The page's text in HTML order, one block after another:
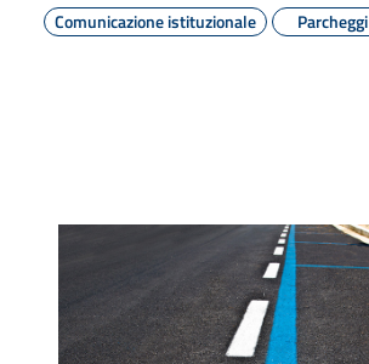
Comunicazione istituzionale
Parcheggi